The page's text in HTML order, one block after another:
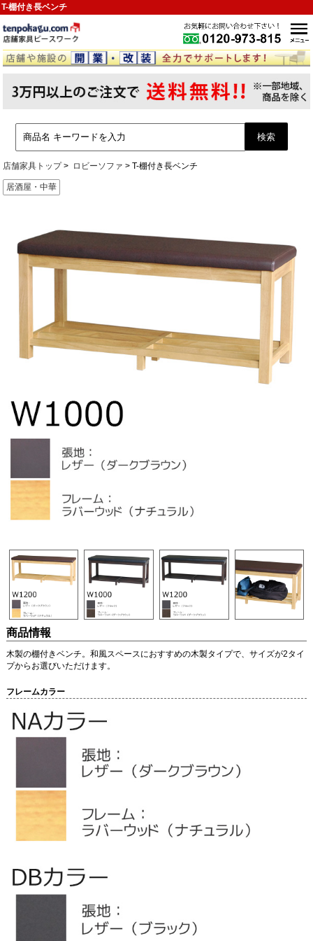
T-棚付き長ベンチ
店舗家具トップ ロビーソファ T-棚付き長ベンチ
居酒屋・中華
商品情報
木製の棚付きベンチ。和風スペースにおすすめの木製タイプで、サイズが2タイ
プからお選びいただけます。
フレームカラー